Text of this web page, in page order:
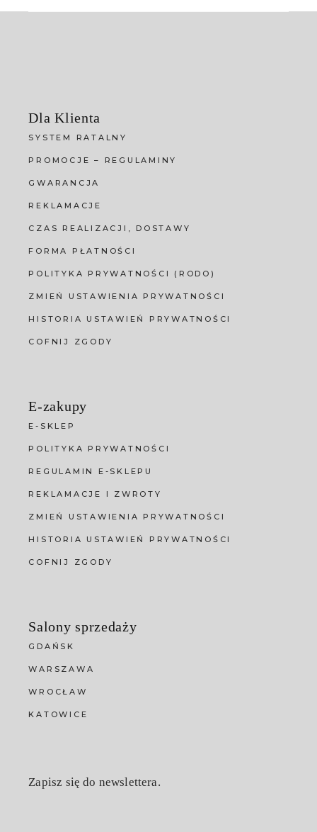
Dla Klienta
SYSTEM RATALNY
PROMOCJE – REGULAMINY
GWARANCJA
REKLAMACJE
CZAS REALIZACJI, DOSTAWY
FORMA PŁATNOŚCI
POLITYKA PRYWATNOŚCI (RODO)
ZMIEŃ USTAWIENIA PRYWATNOŚCI
HISTORIA USTAWIEŃ PRYWATNOŚCI
COFNIJ ZGODY
E-zakupy
E-SKLEP
POLITYKA PRYWATNOŚCI
REGULAMIN E-SKLEPU
REKLAMACJE I ZWROTY
ZMIEŃ USTAWIENIA PRYWATNOŚCI
HISTORIA USTAWIEŃ PRYWATNOŚCI
COFNIJ ZGODY
Salony sprzedaży
GDAŃSK
WARSZAWA
WROCŁAW
KATOWICE
Zapisz się do newslettera.